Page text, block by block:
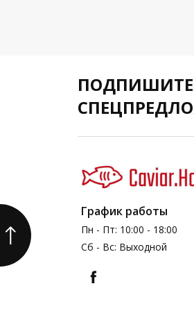
График работы
Пн - Пт: 10:00 - 18:00
Сб - Вс: Выходной